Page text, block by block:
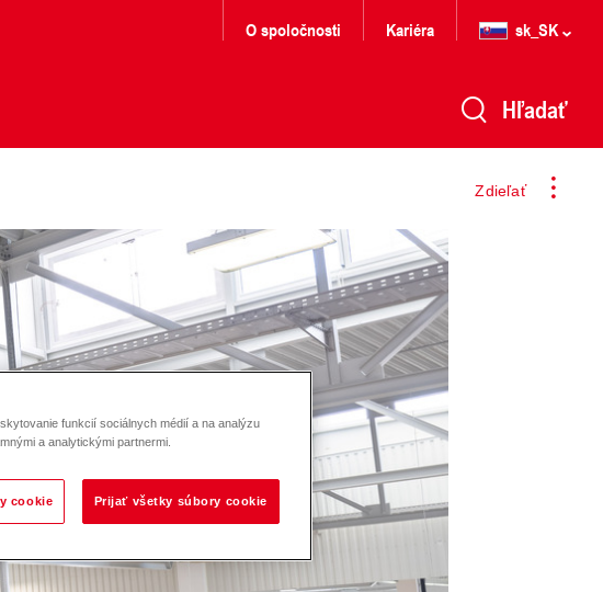
O spoločnosti Kariéra sk_SK
Hľadať
Zdieľať
funkcií sociálnych médií a na analýzu
a analytickými partnermi.
cookie Prijať všetky súbory cookie